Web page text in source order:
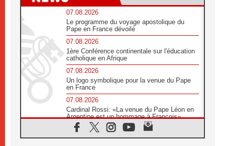
07.08.2026
Le programme du voyage apostolique du
Pape en France dévoilé
07.08.2026
1ère Conférence continentale sur l'éducation
catholique en Afrique
07.08.2026
Un logo symbolique pour la venue du Pape
en France
07.08.2026
Cardinal Rossi: «La venue du Pape Léon en
Argentine est un hommage à François»
07.08.2026
Hiroshima et Nagasaki, 81 ans après,